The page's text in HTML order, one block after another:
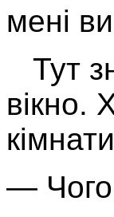
мені
Тут
вікно.
— Чого